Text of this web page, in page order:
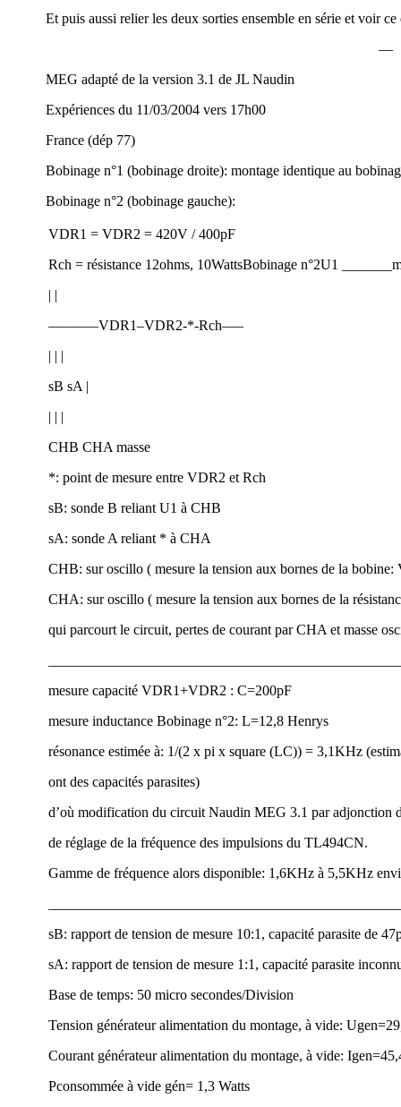
Et puis aussi relier les deux sorties ensemble en série et voir
—
MEG adapté de la version 3.1 de JL Naudin
Expériences du 11/03/2004 vers 17h00
France (dép 77)
Bobinage n°1 (bobinage droite): montage identique au
Bobinage n°2 (bobinage gauche):
VDR1 = VDR2 = 420V / 400pF
Rch = résistance 12ohms, 10WattsBobinage n°2U1
| |
———–VDR1–VDR2-*-Rch—–
| | |
sB sA |
| | |
CHB CHA masse
*: point de mesure entre VDR2 et Rch
sB: sonde B reliant U1 à CHB
sA: sonde A reliant * à CHA
CHB: sur oscillo ( mesure la tension aux bornes de la
CHA: sur oscillo ( mesure la tension aux bornes de la
qui parcourt le circuit, pertes de courant par CHA et masse
mesure capacité VDR1+VDR2 : C=200pF
mesure inductance Bobinage n°2: L=12,8 Henrys
résonance estimée à: 1/(2 x pi x square (LC)) = 3,1KHz
ont des capacités parasites)
d’où modification du circuit Naudin MEG 3.1 par adjonction
de réglage de la fréquence des impulsions du TL494CN.
Gamme de fréquence alors disponible: 1,6KHz à 5,5KHz
sB: rapport de tension de mesure 10:1, capacité parasite de
sA: rapport de tension de mesure 1:1, capacité parasite
Base de temps: 50 micro secondes/Division
Tension générateur alimentation du montage, à vide:
Courant générateur alimentation du montage, à vide:
Pconsommée à vide gén= 1,3 Watts